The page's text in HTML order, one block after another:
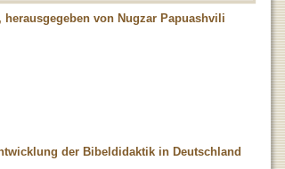
von Nugzar Papuashvili
der Bibeldidaktik in Deutschland